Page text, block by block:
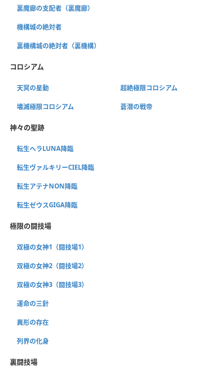
裏魔廊の支配者（裏魔廊）
機構城の絶対者
裏機構城の絶対者（裏機構）
コロシアム
天冥の星動 超絶極限コロシアム
壊滅極限コロシアム 蒼潜の戦帝
神々の聖跡
転生ヘラLUNA降臨
転生ヴァルキリーCIEL降臨
転生アテナNON降臨
転生ゼウスGIGA降臨
極限の闘技場
双極の女神1（闘技場1）
双極の女神2（闘技場2）
双極の女神3（闘技場3）
運命の三針
異形の存在
列界の化身
裏闘技場